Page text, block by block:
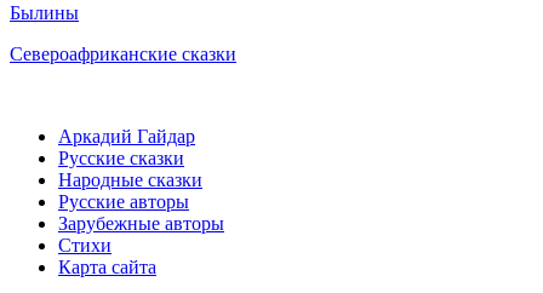
Былины
Североафриканские сказки
Аркадий Гайдар
Русские сказки
Народные сказки
Русские авторы
Зарубежные авторы
Стихи
Карта сайта